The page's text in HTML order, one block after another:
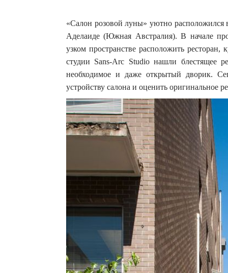
«Салон розовой луны» уютно
Аделаиде (Южная Австралия). В начале
узком пространстве расположить
студии Sans-Arc Studio нашли
необходимое и даже открытый дворик.
устройству салона и оценить оригинальное